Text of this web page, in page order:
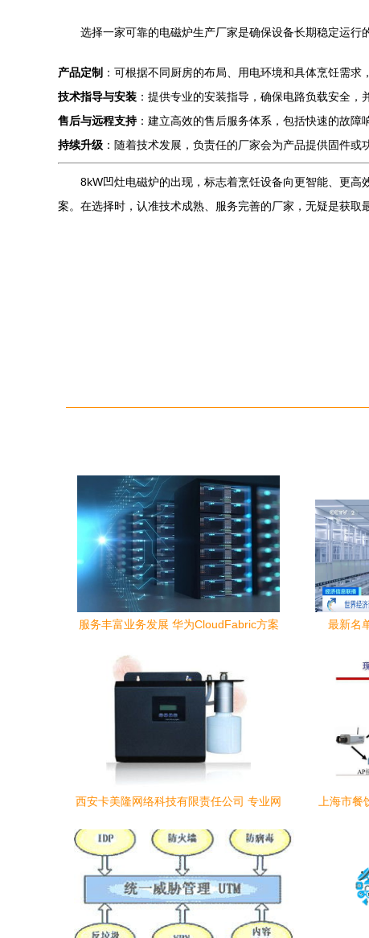
选择一家可靠的电磁炉生产厂家是确保设备长期稳定运行
产品定制 ：可根据不同厨房的布局、用电环境和具体烹饪需求
技术指导与安装 ：提供专业的安装指导，确保电路负载安全，
售后与远程支持：建立高效的售后服务体系，包括快速的故障
持续升级 ：随着技术发展，负责任的厂家会为产品提供固件或
8kW凹灶电磁炉的出现，标志着烹饪设备向更智能、更
案。在选择时，认准技术成熟、服务完善的厂家，无疑是获取
服务丰富业务发展 华为CloudFabric方案
最新名
西安卡美隆网络科技有限责任公司 专业网
上海市